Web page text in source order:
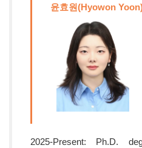
윤효원(Hyowon
2025-Present: Ph.D.